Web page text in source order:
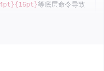
等底层命令导致
设置字体、缩进和标点。